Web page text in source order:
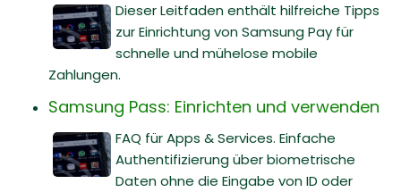
Dieser Leitfaden enthält hilfreiche Tipps
zur Einrichtung von Samsung Pay für
schnelle und mühelose mobile
Zahlungen.
Samsung Pass: Einrichten und verwenden
FAQ für Apps & Services. Einfache
Authentifizierung über biometrische
Daten ohne die Eingabe von ID oder